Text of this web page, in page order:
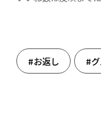
#お返し #